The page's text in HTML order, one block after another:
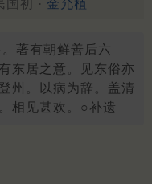
国初 · 金允植
著有朝鲜善后六
东居之意。见东俗亦
州。以病为辞。盖清
相见甚欢。○补遗